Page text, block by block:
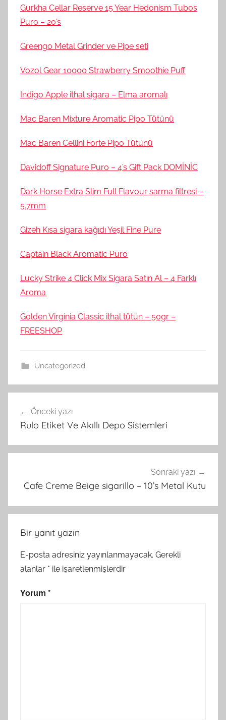
Gurkha Cellar Reserve 15 Year Hedonism Tubos
Puro – 20’s
Greengo Metal Grinder ve Pipe seti
Vozol Gear 10000 Strawberry Smoothie Puff
Indigo Apple ithal sigara – Elma aromalı
Mac Baren Mixture Aromatic Pipo Tütünü
Mac Baren Cellini Forte Pipo Tütünü
Davidoff Signature Puro – 4’s Gift Pack DOMİNİC
Dark Horse Extra Slim Full Flavour sarma filtresi –
5.7mm
Gizeh Kısa sigara kağıdı Yeşil Fine Pure
Captain Black Aromatic Puro
Lucky Strike 4 Click Mix Sigara Satın Al – 4 Farklı
Aroma
Golden Virginia Classic ithal tütün – 50gr –
FREESHOP
Uncategorized
gezinmesi
Önceki yazı
Rulo Etiket Ve Akıllı Depo Sistemleri
Sonraki yazı
Cafe Creme Beige sigarillo – 10’s Metal Kutu
Bir yanıt yazın
E-posta adresiniz yayınlanmayacak. Gerekli
alanlar * ile işaretlenmişlerdir
Yorum *